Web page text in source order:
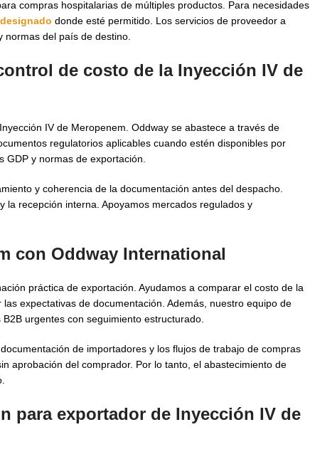
compras hospitalarias de múltiples productos. Para necesidades
donde esté permitido. Los servicios de proveedor a
del país de destino.
de costo de la Inyección IV de
IV de Meropenem. Oddway se abastece a través de
regulatorios aplicables cuando estén disponibles por
y normas de exportación.
y coherencia de la documentación antes del despacho.
recepción interna. Apoyamos mercados regulados y
con Oddway International
práctica de exportación. Ayudamos a comparar el costo de la
expectativas de documentación. Además, nuestro equipo de
urgentes con seguimiento estructurado.
de importadores y los flujos de trabajo de compras
aprobación del comprador. Por lo tanto, el abastecimiento de
para exportador de Inyección IV de